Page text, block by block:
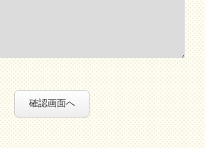
確認画面へ